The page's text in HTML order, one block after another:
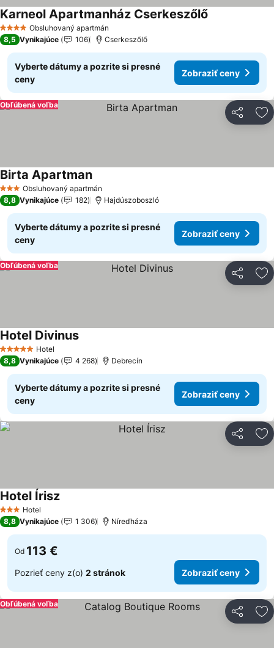
4 Počet hviezdičiek
Obsluhovaný apartmán
Karneol Apartmanház Cserkeszőlő
8,5 Vynikajúce 106 Cserkeszőlő
Vyberte dátumy a pozrite si presné
ceny
Zobraziť ceny
Zdieľať
Obľúbená voľba
3 Počet hviezdičiek
Obsluhovaný apartmán
Birta Apartman
8,8 Vynikajúce 182 Hajdúszoboszló
Vyberte dátumy a pozrite si presné
ceny
Zobraziť ceny
Zdieľať
Obľúbená voľba
5 Počet hviezdičiek
Hotel
Hotel Divinus
8,8 Vynikajúce 4 268 Debrecín
Vyberte dátumy a pozrite si presné
ceny
Zobraziť ceny
Zdieľať
3 Počet hviezdičiek
Hotel
Hotel Írisz
8,8 Vynikajúce 1 306 Níreďháza
Od 113 €
Pozrieť ceny z(o) 2 stránok Zobraziť ceny
Zdieľať
Obľúbená voľba